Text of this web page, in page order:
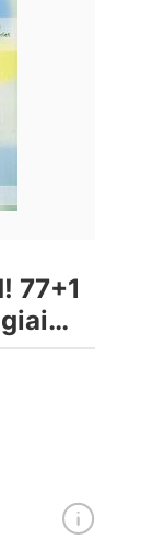
77+1